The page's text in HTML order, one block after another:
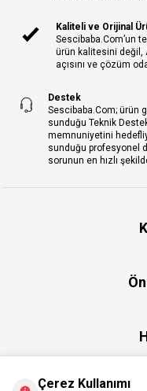
Kaliteli ve Orijinal
Sescibaba.Com’un
ürün kalitesini değil,
açısını ve çözüm
Destek
Sescibaba.Com; ürün
sunduğu Teknik
memnuniyetini
sunduğu profesyonel
sorunun en hızlı
Çerez Kullanımı